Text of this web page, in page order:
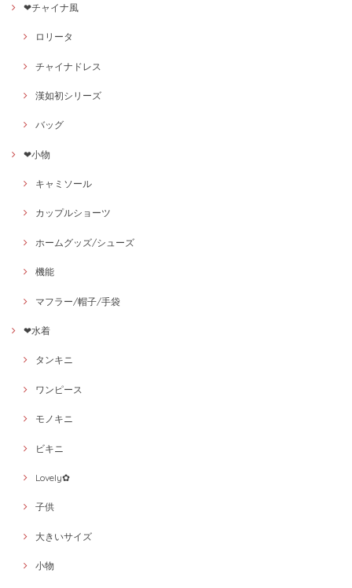
❤チャイナ風
ロリータ
チャイナドレス
漢如初シリーズ
バッグ
❤小物
キャミソール
カップルショーツ
ホームグッズ/シューズ
機能
マフラー/帽子/手袋
❤水着
タンキニ
ワンピース
モノキニ
ビキニ
Lovely✿
子供
大きいサイズ
小物